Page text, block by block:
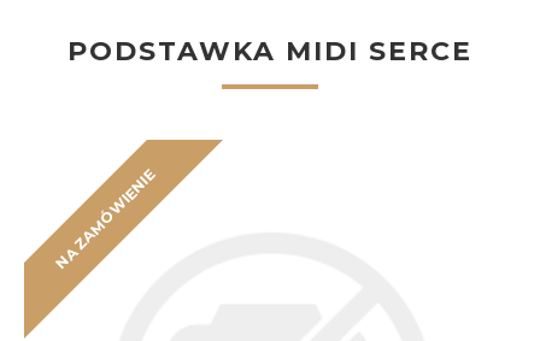
PODSTAWKA MIDI SERCE
NA ZAMÓWIENIE